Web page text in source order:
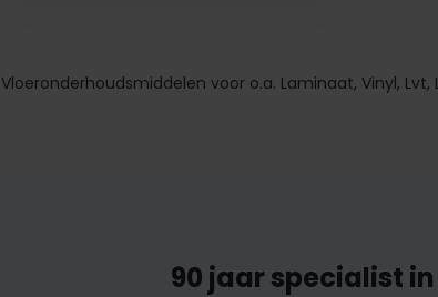
Vloeronderhoudsmiddelen voor o.a. Laminaat, Vinyl,
90 jaar specialist in